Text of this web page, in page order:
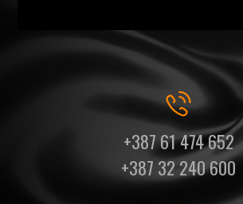
+387 61 474 652
+387 32 240 600